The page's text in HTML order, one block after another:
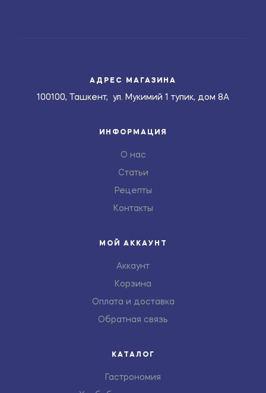
АДРЕС МАГАЗИНА
100100, Ташкент, ул. Мукимий 1 тупик, дом 8А
ИНФОРМАЦИЯ
О нас
Статьи
Рецепты
Контакты
МОЙ АККАУНТ
Аккаунт
Корзина
Оплата и доставка
Обратная связь
КАТАЛОГ
Гастрономия